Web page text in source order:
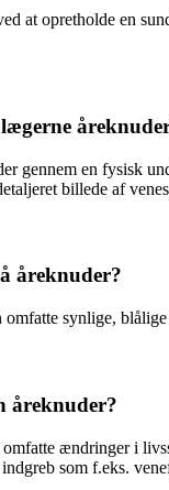
at opretholde en
gennem en fysisk
billede af
åreknuder?
omfatte synlige,
åreknuder?
ændringer i
som f.eks.